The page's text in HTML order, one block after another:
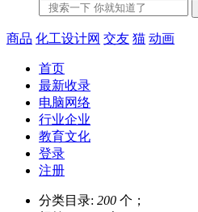
商品 化工设计网 交友 猫 动画
首页
最新收录
电脑网络
行业企业
教育文化
登录
注册
分类目录: 200 个；